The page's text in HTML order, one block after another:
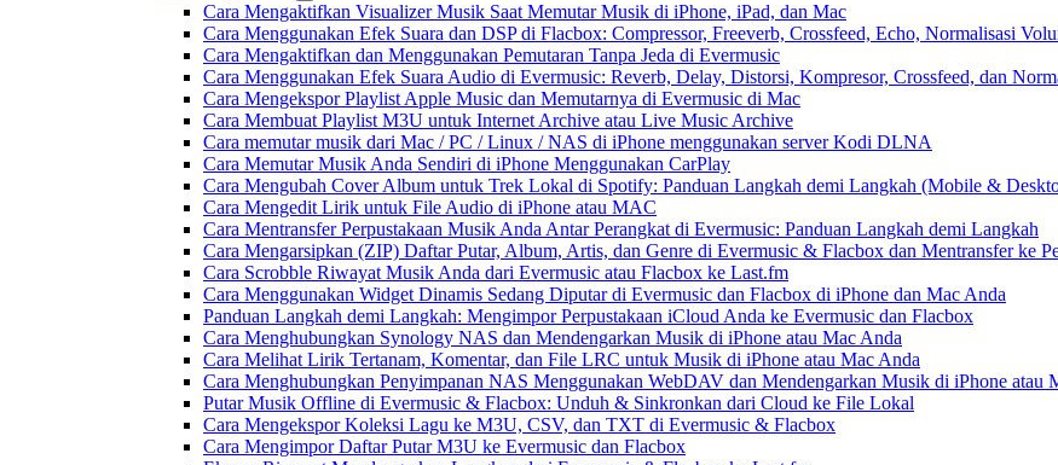
Cara Mengaktifkan Visualizer Musik Saat Memutar Musik di iPhone, iPad, dan Mac
Cara Menggunakan Efek Suara dan DSP di Flacbox: Compressor, Freeverb, Crossfeed, Echo, Normalisasi
Cara Mengaktifkan dan Menggunakan Pemutaran Tanpa Jeda di Evermusic
Cara Menggunakan Efek Suara Audio di Evermusic: Reverb, Delay, Distorsi, Kompresor, Crossfeed, dan
Cara Mengekspor Playlist Apple Music dan Memutarnya di Evermusic di Mac
Cara Membuat Playlist M3U untuk Internet Archive atau Live Music Archive
Cara memutar musik dari Mac / PC / Linux / NAS di iPhone menggunakan server Kodi DLNA
Cara Memutar Musik Anda Sendiri di iPhone Menggunakan CarPlay
Cara Mengubah Cover Album untuk Trek Lokal di Spotify: Panduan Langkah demi Langkah (Mobile &
Cara Mengedit Lirik untuk File Audio di iPhone atau MAC
Cara Mentransfer Perpustakaan Musik Anda Antar Perangkat di Evermusic: Panduan Langkah demi Langkah
Cara Mengarsipkan (ZIP) Daftar Putar, Album, Artis, dan Genre di Evermusic & Flacbox dan Mentransfer ke
Cara Scrobble Riwayat Musik Anda dari Evermusic atau Flacbox ke Last.fm
Cara Menggunakan Widget Dinamis Sedang Diputar di Evermusic dan Flacbox di iPhone dan Mac Anda
Panduan Langkah demi Langkah: Mengimpor Perpustakaan iCloud Anda ke Evermusic dan Flacbox
Cara Menghubungkan Synology NAS dan Mendengarkan Musik di iPhone atau Mac Anda
Cara Melihat Lirik Tertanam, Komentar, dan File LRC untuk Musik di iPhone atau Mac Anda
Cara Menghubungkan Penyimpanan NAS Menggunakan WebDAV dan Mendengarkan Musik di iPhone atau
Putar Musik Offline di Evermusic & Flacbox: Unduh & Sinkronkan dari Cloud ke File Lokal
Cara Mengekspor Koleksi Lagu ke M3U, CSV, dan TXT di Evermusic & Flacbox
Cara Mengimpor Daftar Putar M3U ke Evermusic dan Flacbox